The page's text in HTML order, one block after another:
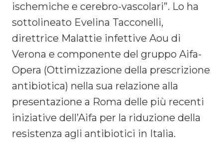
ischemiche e cerebro-vascolari”. Lo ha
sottolineato Evelina Tacconelli,
direttrice Malattie infettive Aou di
Verona e componente del gruppo Aifa-
Opera (Ottimizzazione della prescrizione
antibiotica) nella sua relazione alla
presentazione a Roma delle più recenti
iniziative dell’Aifa per la riduzione della
resistenza agli antibiotici in Italia.